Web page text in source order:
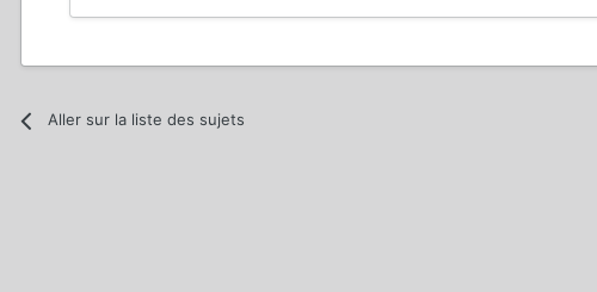
Aller sur la liste des sujets